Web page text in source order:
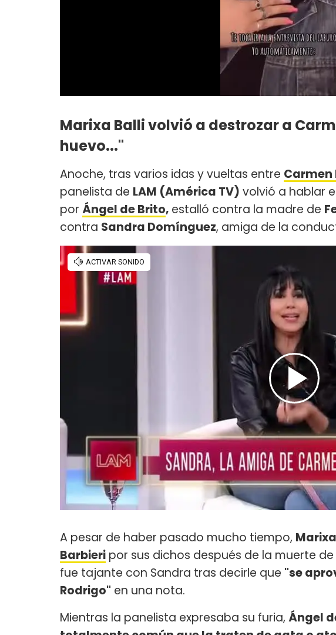
Marixa Balli volvió a destrozar a
huevo..."
Anoche, tras varios idas y vueltas entre Carmen
panelista de LAM (América TV) volvió a hablar
por Ángel de Brito, estalló contra la madre de
contra Sandra Domínguez, amiga de la
A pesar de haber pasado mucho tiempo,
Barbieri por sus dichos después de la muerte de
fue tajante con Sandra tras decirle que "se
Rodrigo" en una nota.
Mientras la panelista expresaba su furia, Ángel